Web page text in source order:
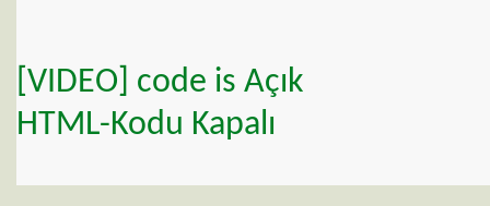
[VIDEO] code is Açık
HTML-Kodu Kapalı